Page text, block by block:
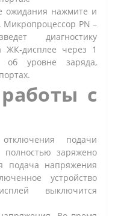
ожидания нажмите и
PN –
диагностику
ЖК-дисплее через 1
об уровне заряда,
с
подачи
полностью заряжено
подача напряжения
устройство
выключится